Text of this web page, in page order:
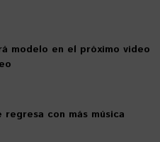
modelo en el próximo video
regresa con más música